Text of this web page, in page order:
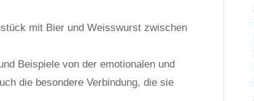
mit Bier und Weisswurst zwischen
Beispiele von der emotionalen und
die besondere Verbindung, die sie